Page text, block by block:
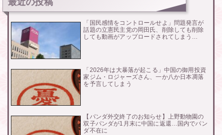
「国民感情をコントロールせよ」問題発言が
話題の立憲民主党の岡田氏、削除しても削除
しても動画がアップロードされてしまう…
「2026年は大暴落が起こる」中国の御用投資
家ジム・ロジャーズさん、一か八か日本凋落
を予言してしまう
【パンダ外交終了のお知らせ】上野動物園の
双子パンダが1月末に中国に返還…国内でパン
ダ不在に